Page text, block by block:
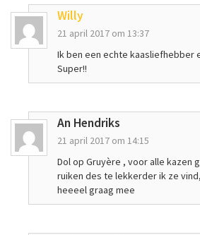
Willy
21 april 2017 om 13:37
Ik ben een echte kaasliefhebber
Super!!
An Hendriks
21 april 2017 om 14:15
Dol op Gruyère , voor alle kazen
ruiken des te lekkerder ik ze
heeeel graag mee